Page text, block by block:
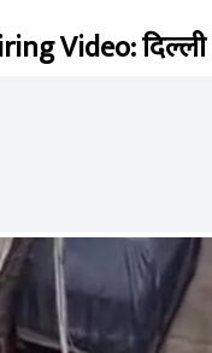
Video: